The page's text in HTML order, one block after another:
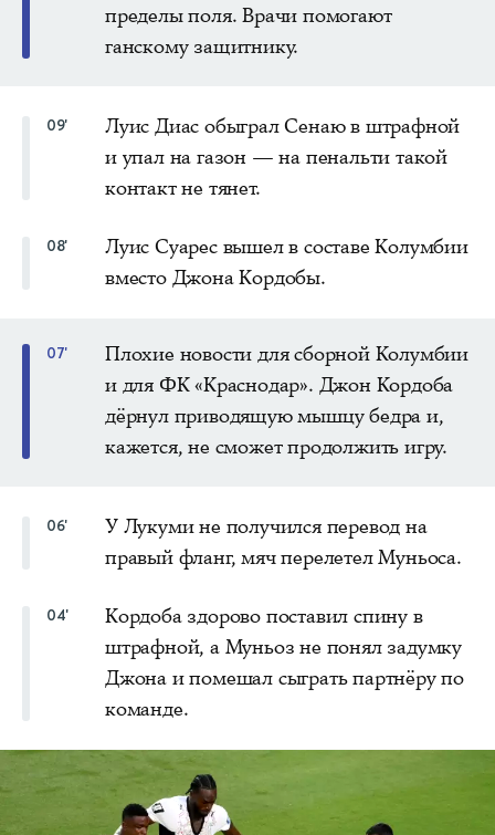
пределы поля. Врачи помогают
ганскому защитнику.
09'
Луис Диас обыграл Сенаю в штрафной
и упал на газон — на пенальти такой
контакт не тянет.
08'
Луис Суарес вышел в составе Колумбии
вместо Джона Кордобы.
07'
Плохие новости для сборной Колумбии
и для ФК «Краснодар». Джон Кордоба
дёрнул приводящую мышцу бедра и,
кажется, не сможет продолжить игру.
06'
У Лукуми не получился перевод на
правый фланг, мяч перелетел Муньоса.
04'
Кордоба здорово поставил спину в
штрафной, а Муньоз не понял задумку
Джона и помешал сыграть партнёру по
команде.